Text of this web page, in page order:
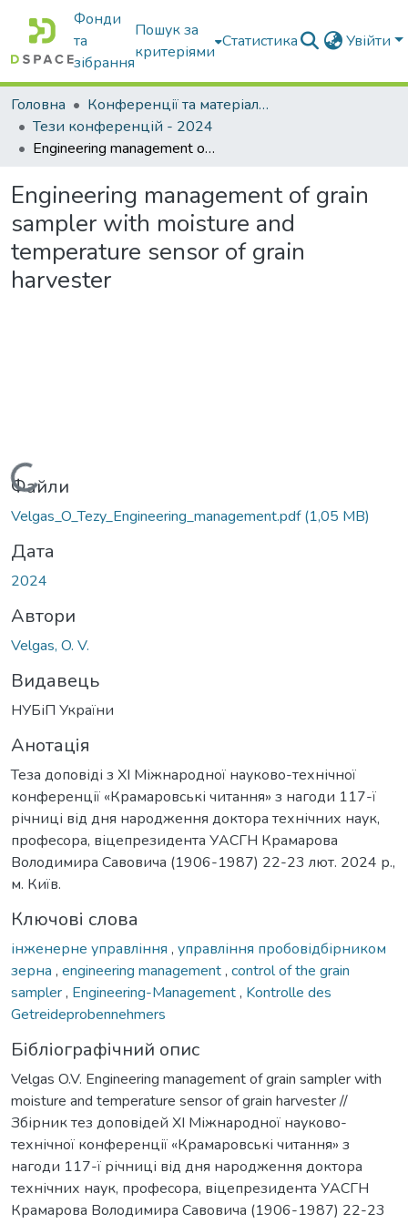
Фонди
та
зібрання
Пошук за
критеріями
Статистика Увійти
Головна
Конференції та матеріали конференцій
Тези конференцій - 2024
Engineering management of grain sampler with moisture and temperature sensor of grain harvester
Engineering management of grain
sampler with moisture and
temperature sensor of grain
harvester
Вантажиться...
Файли
Velgas_O_Tezy_Engineering_management.pdf(1,05 MB)
Дата
2024
Автори
Velgas, O. V.
Видавець
НУБіП України
Анотація
Теза доповіді з ХІ Міжнародної науково-технічної
конференції «Крамаровські читання» з нагоди 117-ї
річниці від дня народження доктора технічних наук,
професора, віцепрезидента УАСГН Крамарова
Володимира Савовича (1906-1987) 22-23 лют. 2024 р.,
м. Київ.
Ключові слова
інженерне управління , управління пробовідбірником
зерна , engineering management, control of the grain
sampler, Engineering-Management, Kontrolle des
Getreideprobennehmers
Бібліографічний опис
Velgas O.V. Engineering management of grain sampler with
moisture and temperature sensor of grain harvester //
Збірник тез доповідей ХI Міжнародної науково-
технічної конференції «Крамаровські читання» з
нагоди 117-ї річниці від дня народження доктора
технічних наук, професора, віцепрезидента УАСГН
Крамарова Володимира Савовича (1906-1987) 22-23